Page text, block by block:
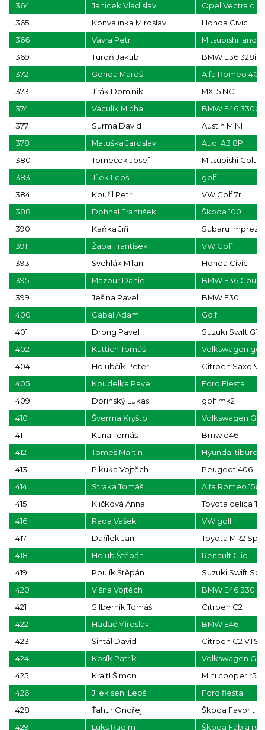
364
Janicek Vladislav
Opel Vectra c
365
Konvalinka Miroslav
Honda Civic
366
Vávra Petr
Mitsubishi
369
Turoň Jakub
BMW E36 328i
372
Gonda Maroš
Alfa Romeo 4C
373
Jirák Dominik
MX-5 NC
374
Vaculík Michal
BMW E46 330ci
377
Surma David
Austin MINI
378
Matuška Jaroslav
Audi A3 8P
380
Tomeček Josef
Mitsubishi Colt
383
Jílek Leoš
golf
384
Kouřil Petr
VW Golf 7r
388
Dohnal František
Škoda 100
390
Kaňka Jiří
Subaru Impreza
391
Žaba František
VW Golf
393
Švehlák Milan
Honda Civic
395
Mazour Daniel
BMW E36
399
Ješina Pavel
BMW E30
400
Cabal Adam
Golf
401
Drong Pavel
Suzuki Swift GTI
402
Kuttich Tomáš
Volkswagen
404
Holubčík Peter
Citroen Saxo
405
Koudelka Pavel
Ford Fiesta
409
Dorinský Lukas
golf mk2
410
Šverma Kryštof
Volkswagen
411
Kuna Tomáš
Bmw e46
412
Tomeš Martin
Hyundai tiburon
413
Pikuka Vojtěch
Peugeot 406
414
Straka Tomáš
Alfa Romeo 156
415
Kličková Anna
Toyota celica
416
Rada Vašek
VW golf
417
Dařílek Jan
Toyota MR2
418
Holub Štěpán
Renault Clio
419
Poulík Štěpán
Suzuki Swift
420
Višna Vojtěch
BMW E46 330i
421
Silberník Tomáš
Citroen C2
422
Hadač Miroslav
BMW E46
423
Šintál David
Citroen C2 VTS
424
Kosík Patrik
Volkswagen
425
Krajtl Šimon
Mini cooper r53
426
Jilek sen. Leoš
Ford fiesta
428
Ťahur Ondřej
Škoda Favorit
429
Lukš Radim Škoda Fabia rs